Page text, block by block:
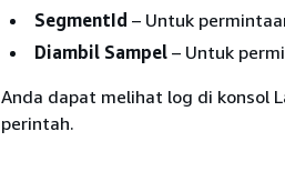
SegmentId – Untuk
Diambil Sampel – Untuk
Anda dapat melihat log di konsol
perintah.